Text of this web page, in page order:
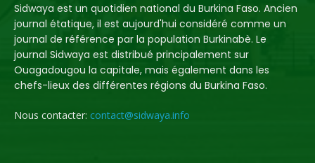
Sidwaya est un quotidien national du Burkina Faso. Ancien
journal étatique, il est aujourd'hui considéré comme un
journal de référence par la population Burkinabè. Le
journal Sidwaya est distribué principalement sur
Ouagadougou la capitale, mais également dans les
chefs-lieux des différentes régions du Burkina Faso.
Nous contacter: contact@sidwaya.info